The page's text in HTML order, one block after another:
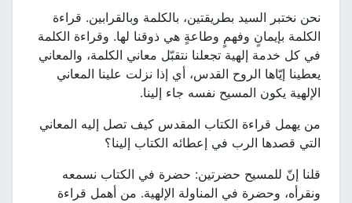
نحن نختبر السيد بطريقتين، بالكلمة وبالقرابين. قراءة
الكلمة بإيمانٍ وفهمٍ وطاعةٍ هي ذوقنا لها. وقراءة الكلمة
في كل خدمة إلهية تجعلنا نتقبّل معاني الكلمة، والمعاني
يعطينا إيّاها الروح القدس، أي إذا نزلت علينا المعاني
الإلهية يكون المسيح نفسه جاء إلينا.
من يهمل قراءة الكتاب المقدس كيف تصل إليه المعاني
التي قصدها الرب في إعطائه الكتاب إلينا؟
قلنا إنّ للمسيح حضرتين: حضرة في الكتاب نسمعه
ونقرأه، وحضرة في المناولة الإلهية. من أهمل قراءة